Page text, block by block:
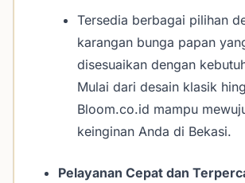
Tersedia berbagai pilihan
karangan bunga papan
disesuaikan dengan
Mulai dari desain klasik
Bloom.co.id mampu
keinginan Anda di Bekasi.
Pelayanan Cepat dan